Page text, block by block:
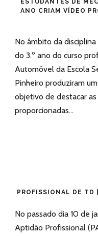
ESTUDANTES DE
ANO CRIAM VÍDEO
No âmbito da
do 3.º ano do curso
Automóvel da Escola
Pinheiro produziram
objetivo de destacar
proporcionadas...
PROFISSIONAL DE TD
No passado dia 10 de
Aptidão Profissional